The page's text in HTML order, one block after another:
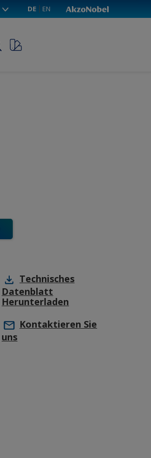
DE EN
Technisches
Datenblatt
Herunterladen
Kontaktieren Sie
uns